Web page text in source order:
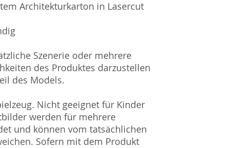
Architekturkarton in Lasercut
Szenerie oder mehrere
des Produktes darzustellen
des Models.
Nicht geeignet für Kinder
werden für mehrere
und können vom tatsächlichen
Sofern mit dem Produkt